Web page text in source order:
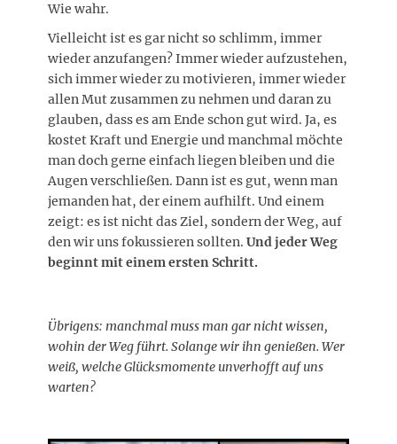
Wie wahr.
Vielleicht ist es gar nicht so schlimm, immer
wieder anzufangen? Immer wieder aufzustehen,
sich immer wieder zu motivieren, immer wieder
allen Mut zusammen zu nehmen und daran zu
glauben, dass es am Ende schon gut wird. Ja, es
kostet Kraft und Energie und manchmal möchte
man doch gerne einfach liegen bleiben und die
Augen verschließen. Dann ist es gut, wenn man
jemanden hat, der einem aufhilft. Und einem
zeigt: es ist nicht das Ziel, sondern der Weg, auf
den wir uns fokussieren sollten. Und jeder Weg
beginnt mit einem ersten Schritt.
Übrigens: manchmal muss man gar nicht wissen,
wohin der Weg führt. Solange wir ihn genießen. Wer
weiß, welche Glücksmomente unverhofft auf uns
warten?